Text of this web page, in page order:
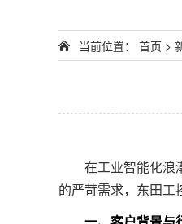
当前位置： 首页 >
在工业智能化浪
的严苛需求，东田工